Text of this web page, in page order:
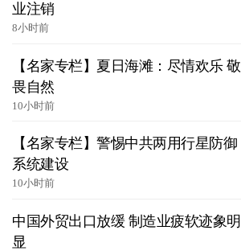
业注销
8小时前
【名家专栏】夏日海滩：尽情欢乐 敬
畏自然
10小时前
【名家专栏】警惕中共两用行星防御
系统建设
10小时前
中国外贸出口放缓 制造业疲软迹象明
显